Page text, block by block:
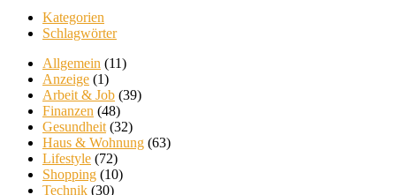
Kategorien
Schlagwörter
Allgemein (11)
Anzeige (1)
Arbeit & Job (39)
Finanzen (48)
Gesundheit (32)
Haus & Wohnung (63)
Lifestyle (72)
Shopping (10)
Technik (30)